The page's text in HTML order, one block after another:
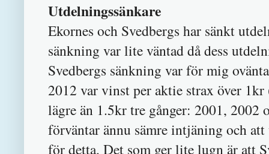
Utdelningssänkare
Ekornes och Svedbergs har sänkt
sänkning var lite väntad då dess
Svedbergs sänkning var för mig
2012 var vinst per aktie strax över
lägre än 1.5kr tre gånger: 2001, 2002
förväntar ännu sämre intjäning och
för detta. Det som ger lite lugn är att